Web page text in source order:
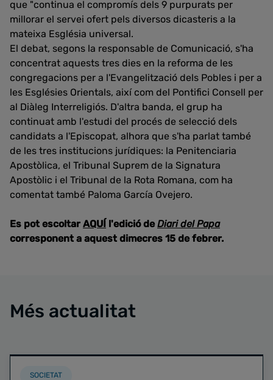
que "continua el compromís dels 9 purpurats per
millorar el servei ofert pels diversos dicasteris a la
mateixa Església universal.
El debat, segons la responsable de Comunicació, s'ha
concentrat aquests tres dies en la reforma de les
congregacions per a l'Evangelització dels Pobles i per a
les Esglésies Orientals, així com del Pontifici Consell per
al Diàleg Interreligiós. D'altra banda, el grup ha
continuat amb l'estudi del procés de selecció dels
candidats a l'Episcopat, alhora que s'ha parlat també
de les tres institucions jurídiques: la Penitenciaria
Apostòlica, el Tribunal Suprem de la Signatura
Apostòlic i el Tribunal de la Rota Romana, com ha
comentat també Paloma García Ovejero.
Es pot escoltar AQUÍ l'edició deDiari del Papa
corresponent a aquest dimecres 15 de febrer.
Més actualitat
SOCIETAT